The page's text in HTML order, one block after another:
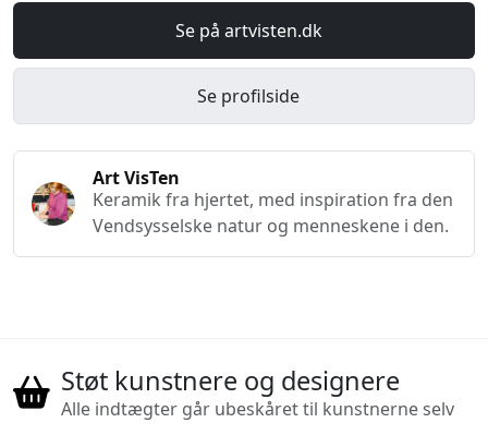
Se på artvisten.dk
Se profilside
Art VisTen
Keramik fra hjertet, med inspiration fra den
Vendsysselske natur og menneskene i den.
Støt kunstnere og designere
Alle indtægter går ubeskåret til kunstnerne selv